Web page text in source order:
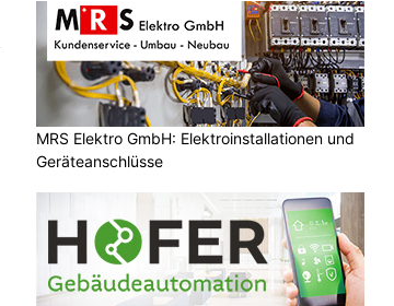
MRS Elektro GmbH: Elektroinstallationen und
Geräteanschlüsse